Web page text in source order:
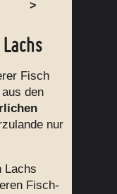
>
Fisch
den
nur
Lachs
Fisch-